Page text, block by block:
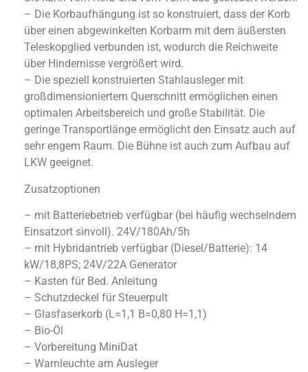
– Die Korbaufhängung ist so konstruiert, dass der Korb
über einen abgewinkelten Korbarm mit dem äußersten
Teleskopglied verbunden ist, wodurch die Reichweite
über Hindernisse vergrößert wird.
– Die speziell konstruierten Stahlausleger mit
großdimensioniertem Querschnitt ermöglichen einen
optimalen Arbeitsbereich und große Stabilität. Die
geringe Transportlänge ermöglicht den Einsatz auch auf
sehr engem Raum. Die Bühne ist auch zum Aufbau auf
LKW geeignet.
Zusatzoptionen
– mit Batteriebetrieb verfügbar (bei häufig wechselndem
Einsatzort sinvoll). 24V/180Ah/5h
– mit Hybridantrieb verfügbar (Diesel/Batterie): 14
kW/18,8PS; 24V/22A Generator
– Kasten für Bed. Anleitung
– Schutzdeckel für Steuerpult
– Glasfaserkorb (L=1,1 B=0,80 H=1,1)
– Bio-Öl
– Vorbereitung MiniDat
– Warnleuchte am Ausleger